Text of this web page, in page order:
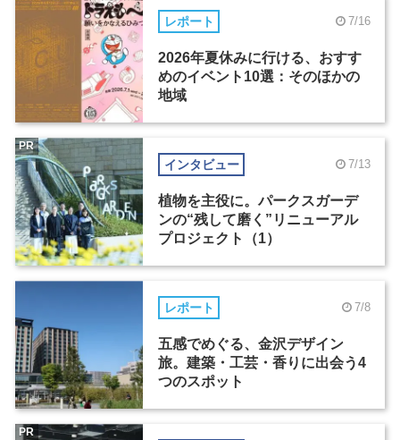
レポート 7/16
2026年夏休みに行ける、おすす
めのイベント10選：そのほかの
地域
インタビュー 7/13
植物を主役に。パークスガーデ
ンの“残して磨く”リニューアル
プロジェクト（1）
PR
レポート 7/8
五感でめぐる、金沢デザイン
旅。建築・工芸・香りに出会う4
つのスポット
PR